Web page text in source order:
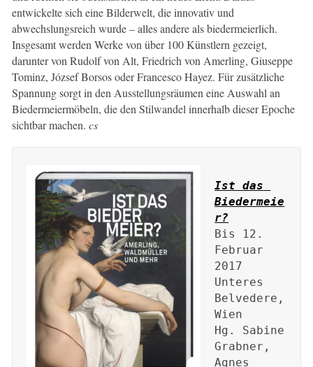
entwickelte sich eine Bilderwelt, die innovativ und
abwechslungsreich wurde – alles andere als biedermeierlich.
Insgesamt werden Werke von über 100 Künstlern gezeigt,
darunter von Rudolf von Alt, Friedrich von Amerling, Giuseppe
Tominz, József Borsos oder Francesco Hayez. Für zusätzliche
Spannung sorgt in den Ausstellungsräumen eine Auswahl an
Biedermeiermöbeln, die den Stilwandel innerhalb dieser Epoche
sichtbar machen.cs
Ist das
Biedermeie
r?
Bis 12.
Februar
2017
Unteres
Belvedere,
Wien
Hg. Sabine
Grabner,
Agnes